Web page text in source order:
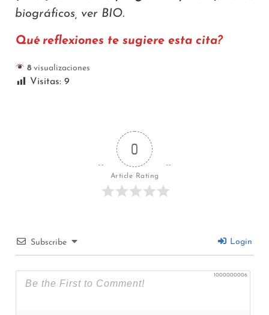
biográficos, ver BIO.
Qué reflexiones te sugiere esta cita?
8visualizaciones
Visitas: 9
0
Article Rating
Subscribe Login
1000000006